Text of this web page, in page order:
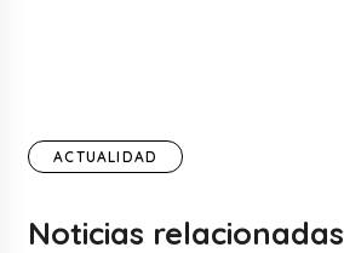
ACTUALIDAD
Noticias relacionadas